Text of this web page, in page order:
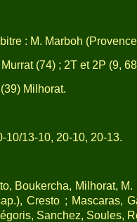
: M. Marboh
(74) ; 2T et 2P (9,
Milhorat.
10/13-10, 20-10, 20-13.
Boukercha, Milhorat,
Cresto ; Mascaras,
Sanchez, Soules,